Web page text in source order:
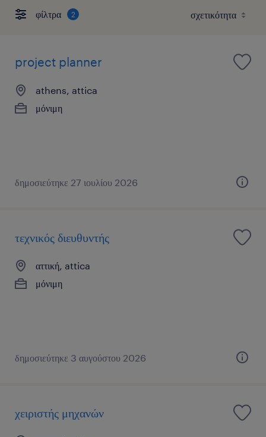
φίλτρα 2
project planner
athens, attica
μόνιμη
δημοσιεύτηκε 27 ιουλίου 2026
τεχνικός διευθυντής
αττική, attica
μόνιμη
δημοσιεύτηκε 3 αυγούστου 2026
χειριστής μηχανών